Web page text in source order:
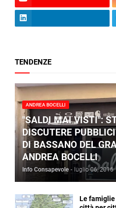
TENDENZE
ANDREA BOCELLI
"SALDI MAI VISTI":
DISCUTERE
DI BASSANO DEL
ANDREA BOCELLI
Info Consapevole - luglio 06, 2016
Le famiglie